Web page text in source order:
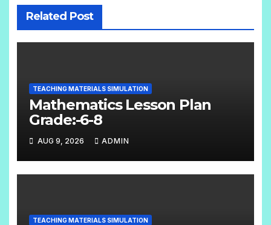
Related Post
TEACHING MATERIALS SIMULATION
Mathematics Lesson Plan
Grade:-6-8
AUG 9, 2026 ADMIN
TEACHING MATERIALS SIMULATION